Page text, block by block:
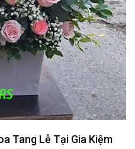
Tang Lễ Tại Gia Kiệm